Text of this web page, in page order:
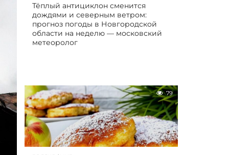
Тёплый антициклон сменится
дождями и северным ветром:
прогноз погоды в Новгородской
области на неделю — московский
метеоролог
79